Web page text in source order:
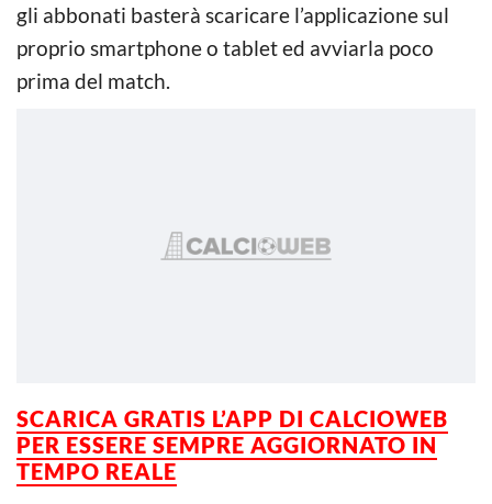
gli abbonati basterà scaricare l’applicazione sul
proprio smartphone o tablet ed avviarla poco
prima del match.
SCARICA GRATIS L’APP DI CALCIOWEB
PER ESSERE SEMPRE AGGIORNATO IN
TEMPO REALE